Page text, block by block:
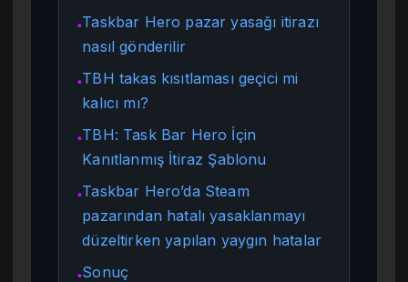
●Taskbar Hero pazar yasağı itirazı
nasıl gönderilir
●TBH takas kısıtlaması geçici mi
kalıcı mı?
●TBH: Task Bar Hero İçin
Kanıtlanmış İtiraz Şablonu
●Taskbar Hero’da Steam
pazarından hatalı yasaklanmayı
düzeltirken yapılan yaygın hatalar
●Sonuç